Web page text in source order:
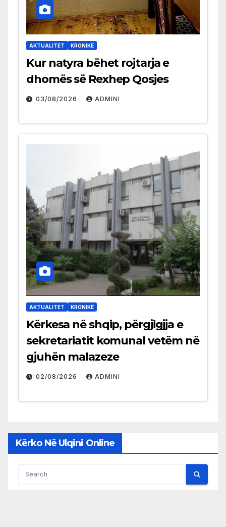
AKTUALITET KRONIKË
Kur natyra bëhet rojtarja e
dhomës së Rexhep Qosjes
03/08/2026 ADMINI
AKTUALITET KRONIKË
Kërkesa në shqip, përgjigjja e
sekretariatit komunal vetëm në
gjuhën malazeze
02/08/2026 ADMINI
Kërko Në Ulqini Online